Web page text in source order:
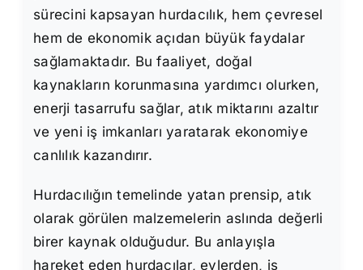
sürecini kapsayan hurdacılık, hem çevresel
hem de ekonomik açıdan büyük faydalar
sağlamaktadır. Bu faaliyet, doğal
kaynakların korunmasına yardımcı olurken,
enerji tasarrufu sağlar, atık miktarını azaltır
ve yeni iş imkanları yaratarak ekonomiye
canlılık kazandırır.
Hurdacılığın temelinde yatan prensip, atık
olarak görülen malzemelerin aslında değerli
birer kaynak olduğudur. Bu anlayışla
hareket eden hurdacılar, evlerden, iş